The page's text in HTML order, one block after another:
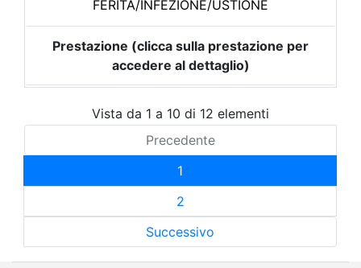
FERITA/INFEZIONE/USTIONE
Prestazione (clicca sulla prestazione per
accedere al dettaglio)
Vista da 1 a 10 di 12 elementi
Precedente
1
2
Successivo